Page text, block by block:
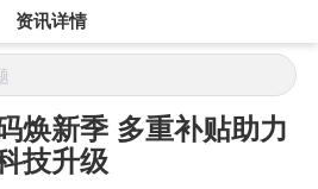
资讯详情
焕新季 多重补贴助力
技升级